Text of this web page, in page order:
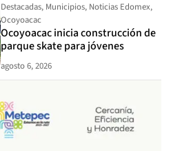
Destacadas, Municipios, Noticias Edomex,
Ocoyoacac
Ocoyoacac inicia construcción de
parque skate para jóvenes
agosto 6, 2026